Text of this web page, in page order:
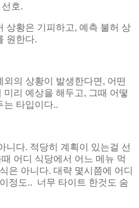
호.
상황은 기피하고, 예측 불허 상
원한다.
의 상황이 발생한다면, 어떤
리 예상을 해두고, 그때 어떻
는 타입이다..
니다. 적당히 계획이 있는걸 선
어디 식당에서 어느 메뉴 먹
은 아니다. 대략 몇시쯤에 어디
정도.. 너무 타이트 한것도 숨